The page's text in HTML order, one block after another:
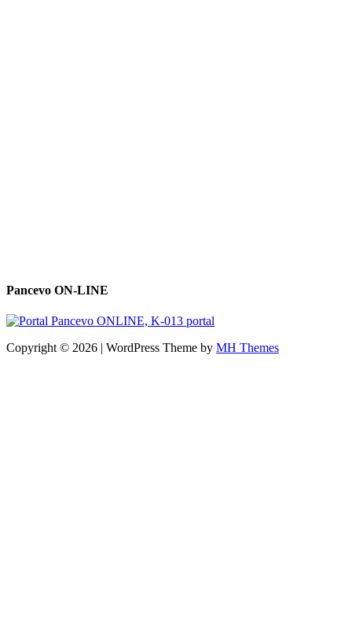
Pancevo ON-LINE
Copyright © 2026 | WordPress Theme by MH Themes